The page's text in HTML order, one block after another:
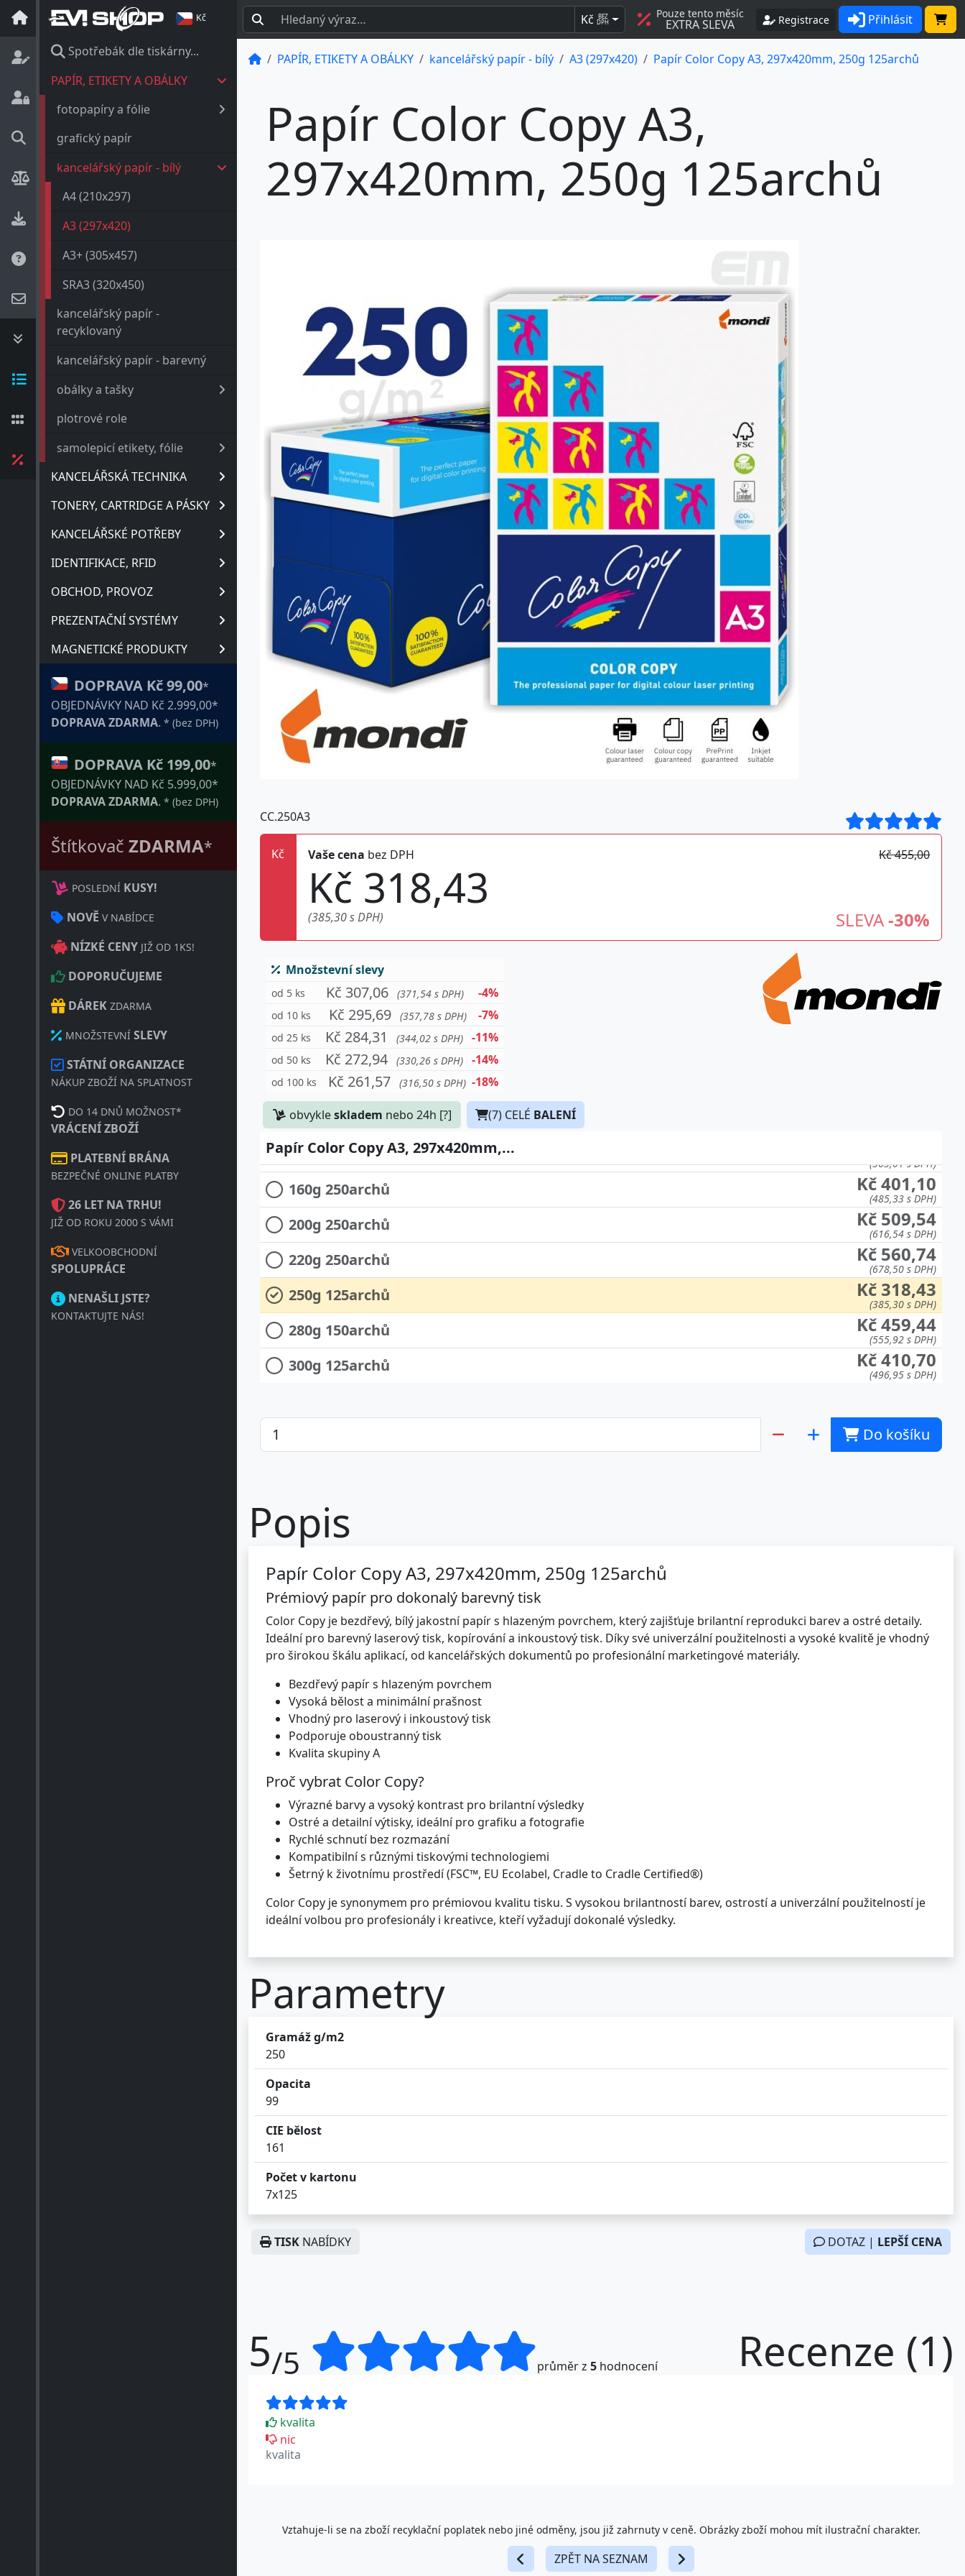
Kč
Spotřebák dle tiskárny...
PAPÍR, ETIKETY A OBÁLKY
fotopapíry a fólie
grafický papír
kancelářský papír - bílý
A4 (210x297)
A3 (297x420)
A3+ (305x457)
SRA3 (320x450)
kancelářský papír -
recyklovaný
kancelářský papír - barevný
obálky a tašky
plotrové role
samolepicí etikety, fólie
KANCELÁŘSKÁ TECHNIKA
TONERY, CARTRIDGE A PÁSKY
KANCELÁŘSKÉ POTŘEBY
IDENTIFIKACE, RFID
OBCHOD, PROVOZ
PREZENTAČNÍ SYSTÉMY
MAGNETICKÉ PRODUKTY
DOPRAVA Kč 99,00*
OBJEDNÁVKY NAD Kč 2.999,00*
DOPRAVA ZDARMA. * (bez DPH)
DOPRAVA Kč 199,00*
OBJEDNÁVKY NAD Kč 5.999,00*
DOPRAVA ZDARMA. * (bez DPH)
Štítkovač ZDARMA*
POSLEDNÍ KUSY!
NOVĚ V NABÍDCE
NÍZKÉ CENY JIŽ OD 1KS!
DOPORUČUJEME
DÁREK ZDARMA
MNOŽSTEVNÍ SLEVY
STÁTNÍ ORGANIZACE
NÁKUP ZBOŽÍ NA SPLATNOST
DO 14 DNŮ MOŽNOST*
VRÁCENÍ ZBOŽÍ
PLATEBNÍ BRÁNA
BEZPEČNÉ ONLINE PLATBY
26 LET NA TRHU!
JIŽ OD ROKU 2000 S VÁMI
VELKOOBCHODNÍ
SPOLUPRÁCE
NENAŠLI JSTE?
KONTAKTUJTE NÁS!
Kč BEZ
DPH
Pouze tento měsíc
EXTRA SLEVA Registrace Přihlásit
PAPÍR, ETIKETY A OBÁLKY kancelářský papír - bílý A3 (297x420) Papír Color Copy A3, 297x420mm, 250g 125archů
Papír Color Copy A3,
297x420mm, 250g 125archů
CC.250A3
Kč Vaše cena bez DPH Kč 455,00
Kč 318,43
(385,30 s DPH) SLEVA-30%
Množstevní slevy
od 5 ks Kč 307,06 (371,54 s DPH) -4%
od 10 ks Kč 295,69 (357,78 s DPH) -7%
od 25 ks Kč 284,31 (344,02 s DPH) -11%
od 50 ks Kč 272,94 (330,26 s DPH) -14%
od 100 ks Kč 261,57 (316,50 s DPH) -18%
obvykleskladem nebo 24h [?] (7) CELÉ BALENÍ
Papír Color Copy A3, 297x420mm,...
90g 500archů
100g 500archů
120g 250archů (363,01 s DPH)
160g 250archů Kč 401,10
(485,33 s DPH)
200g 250archů Kč 509,54
(616,54 s DPH)
220g 250archů Kč 560,74
(678,50 s DPH)
250g 125archů Kč 318,43
(385,30 s DPH)
280g 150archů Kč 459,44
(555,92 s DPH)
300g 125archů Kč 410,70
(496,95 s DPH)
Do košíku
Popis
Papír Color Copy A3, 297x420mm, 250g 125archů
Prémiový papír pro dokonalý barevný tisk
Color Copy je bezdřevý, bílý jakostní papír s hlazeným povrchem, který zajišťuje brilantní reprodukci barev a ostré detaily.
Ideální pro barevný laserový tisk, kopírování a inkoustový tisk. Díky své univerzální použitelnosti a vysoké kvalitě je vhodný
pro širokou škálu aplikací, od kancelářských dokumentů po profesionální marketingové materiály.
Bezdřevý papír s hlazeným povrchem
Vysoká bělost a minimální prašnost
Vhodný pro laserový i inkoustový tisk
Podporuje oboustranný tisk
Kvalita skupiny A
Proč vybrat Color Copy?
Výrazné barvy a vysoký kontrast pro brilantní výsledky
Ostré a detailní výtisky, ideální pro grafiku a fotografie
Rychlé schnutí bez rozmazání
Kompatibilní s různými tiskovými technologiemi
Šetrný k životnímu prostředí (FSC™, EU Ecolabel, Cradle to Cradle Certified®)
Color Copy je synonymem pro prémiovou kvalitu tisku. S vysokou brilantností barev, ostrostí a univerzální použitelností je
ideální volbou pro profesionály i kreativce, kteří vyžadují dokonalé výsledky.
Parametry
Gramáž g/m2
250
Opacita
99
CIE bělost
161
Počet v kartonu
7x125
TISK NABÍDKY DOTAZ | LEPŠÍ CENA
5/5 průměr z 5 hodnocení Recenze (1)
kvalita
nic
kvalita
Vztahuje-li se na zboží recyklační poplatek nebo jiné odměny, jsou již zahrnuty v ceně. Obrázky zboží mohou mít ilustrační charakter.
ZPĚT NA SEZNAM